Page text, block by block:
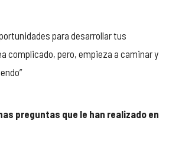
para desarrollar tus
complicado, pero, empieza a caminar y
preguntas que le han realizado en